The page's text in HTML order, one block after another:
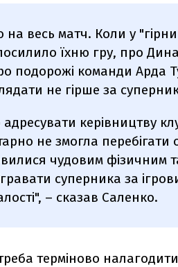
весь матч. Коли у
їхню гру, про
подорожі команди Арда
не гірше за
керівництву
не змогла перебігати
чудовим фізичним
суперника за
– сказав Саленко.
терміново налагодити